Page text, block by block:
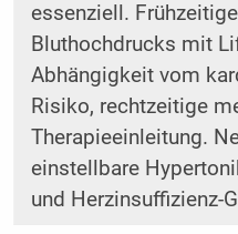
essenziell.
Bluthochdrucks mit
Abhängigkeit vom
Risiko, rechtzeitige
Therapieeinleitung.
einstellbare
und Herzinsuffizienz-